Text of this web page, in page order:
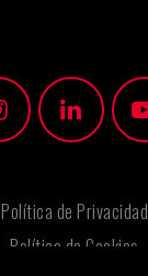
Política de Privacidad
Política de Cookies